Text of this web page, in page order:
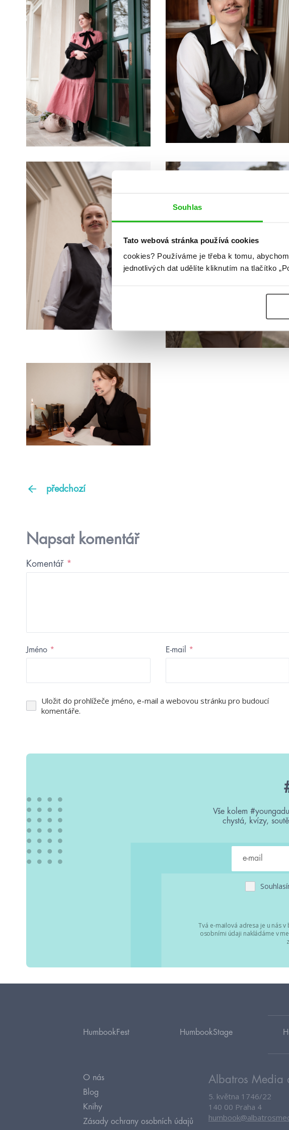
Souhlas
Tato webová stránka používá cookies
cookies? Používáme je třeba k tomu,
jednotlivých dat udělíte kliknutím na tlačítko
předchozí
Napsat komentář
Komentář *
Jméno * E-mail *
Uložit do prohlížeče jméno, e-mail a webovou stránku pro budoucí
komentáře.
Vše kolem
chystá, kvízy,
Tvá e-mailová adresa je u nás v
osobními údaji nakládáme v
HumbookFest HumbookStage
O nás
Blog
Knihy
Zásady ochrany osobních údajů
Albatros Media
5. května 1746/22
140 00 Praha 4